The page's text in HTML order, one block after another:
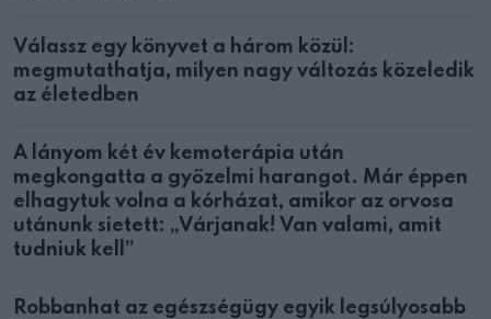
Válassz egy könyvet a három közül:
megmutathatja, milyen nagy változás közeledik
az életedben
A lányom két év kemoterápia után
megkongatta a győzelmi harangot. Már éppen
elhagytuk volna a kórházat, amikor az orvosa
utánunk sietett: „Várjanak! Van valami, amit
tudniuk kell”
Robbanhat az egészségügy egyik legsúlyosabb